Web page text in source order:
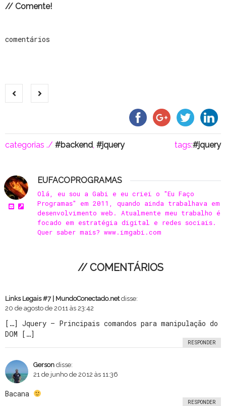
// Comente!
comentários
categorias ./ backend, jquery tags: jquery
EUFACOPROGRAMAS
Olá, eu sou a Gabi e eu criei o "Eu Faço
Programas" em 2011, quando ainda trabalhava em
desenvolvimento web. Atualmente meu trabalho é
focado em estratégia digital e redes sociais.
Quer saber mais? www.imgabi.com
// COMENTÁRIOS
Links Legais #7 | MundoConectado.net disse:
20 de agosto de 2011 às 23:42
[…] Jquery – Principais comandos para manipulação do
DOM […]
RESPONDER
Gerson disse:
21 de junho de 2012 às 11:36
Bacana
RESPONDER